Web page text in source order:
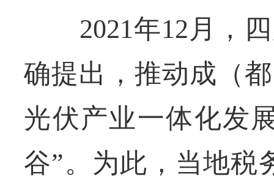
2021年12月，四
确提出，推动成（
光伏产业一体化发
谷”。为此，当地税